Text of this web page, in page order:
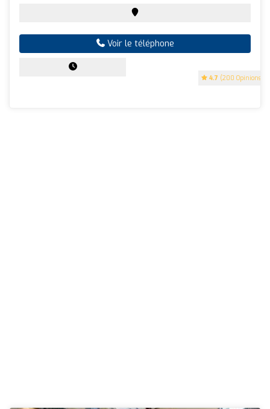
4.7 (200 Opinions)
Voir le téléphone